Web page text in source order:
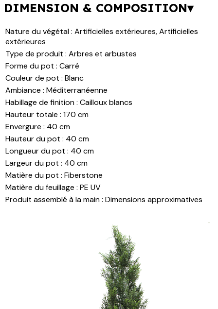
DIMENSION & COMPOSITION▾
Nature du végétal: Artificielles extérieures,Artificielles
extérieures
Type de produit : Arbres et arbustes
Forme du pot : Carré
Couleur de pot : Blanc
Ambiance : Méditerranéenne
Habillage de finition: Cailloux blancs
Hauteur totale : 170 cm
Envergure : 40 cm
Hauteur du pot : 40 cm
Longueur du pot : 40 cm
Largeur du pot : 40 cm
Matière du pot : Fiberstone
Matière du feuillage : PE UV
Produit assemblé à la main: Dimensions approximatives